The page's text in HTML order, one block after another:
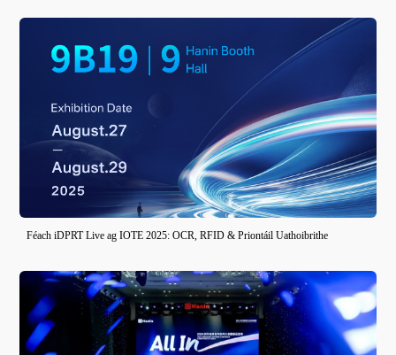
Féach iDPRT Live ag IOTE 2025: OCR, RFID & Priontáil Uathoibrithe